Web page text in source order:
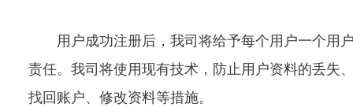
用户成功注册后，我司将给予每个用户一个用
责任。我司将使用现有技术，防止用户资料的丢失
找回账户、修改资料等措施。